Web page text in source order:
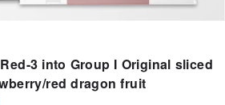
3 into Group I Original sliced
red dragon fruit